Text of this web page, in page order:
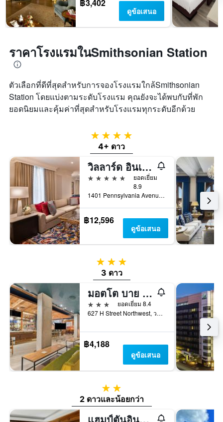
฿3,402
ดูข้อเสนอ
ราคาโรงแรมในSmithsonian Station
ตัวเลือกที่ดีที่สุดสำหรับการจองโรงแรมใกล้Smithsonian
Station โดยแบ่งตามระดับโรงแรม คุณยังจะได้พบกับที่พัก
ยอดนิยมและคุ้มค่าที่สุดสำหรับโรงแรมทุกระดับอีกด้วย
4 ดาว
4+ ดาว
วิลลาร์ด อินเตอร์คอนติเนนตัล วอชิงตัน บาย IHG
5 ดาว
ยอดเยี่ยม
8.9
1401 Pennsylvania Avenue Northwest, วอชิงตัน, DC, สหรัฐอเมริกา
฿12,596
ดูข้อเสนอ
3 ดาว
3 ดาว
มอตโต บาย ฮิลตัน วอชิงตัน ดีซี ดาวน์ทาวน์
3 ดาว
ยอดเยี่ยม 8.4
627 H Street Northwest, วอชิงตัน, DC, สหรัฐอเมริกา
฿4,188
ดูข้อเสนอ
2 ดาว
2 ดาวและน้อยกว่า